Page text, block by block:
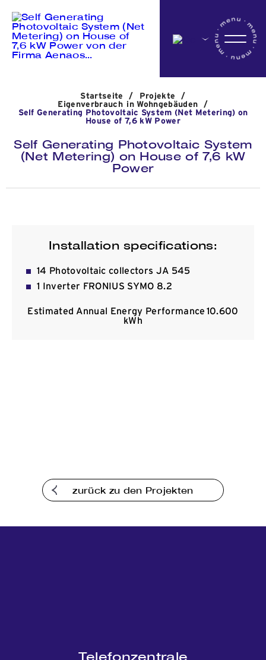
Das Unternehmen
Aktivitäten
Nachrichten
Kommunikation
Startseite / Projekte
/
Eigenverbrauch in Wohngebäuden
/
Self Generating Photovoltaic System (Net Metering) on
House of 7,6 kW Power
Self Generating Photovoltaic System
(Net Metering) on House of 7,6 kW
Power
Installation specifications:
14 Photovoltaic collectors JA 545
1 Inverter FRONIUS SYMO 8.2
Estimated Annual Energy Performance 10.600
kWh
zurück zu den Projekten
Telefonzentrale